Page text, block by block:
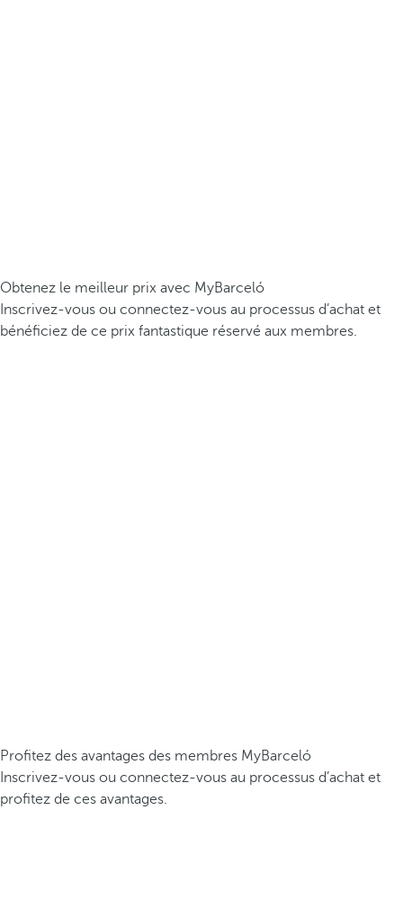
Obtenez le meilleur prix avec MyBarceló
Inscrivez-vous ou connectez-vous au processus d’achat et
bénéficiez de ce prix fantastique réservé aux membres.
Profitez des avantages des membres MyBarceló
Inscrivez-vous ou connectez-vous au processus d’achat et
profitez de ces avantages.